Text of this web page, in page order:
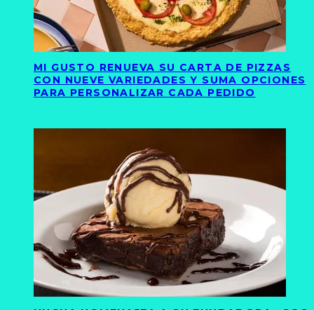
MI GUSTO RENUEVA SU CARTA DE PIZZAS
CON NUEVE VARIEDADES Y SUMA OPCIONES
PARA PERSONALIZAR CADA PEDIDO